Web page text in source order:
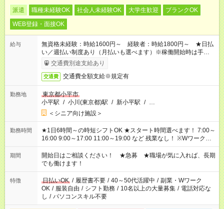
派遣 職種未経験OK 社会人未経験OK 大学生歓迎
ブランクOK
WEB登録・面接OK
給与
無資格未経験：時給1600円～ 経験者：時給1800円～ ★日払
い／週払い制度あり（月払いも選べます）※稼働開始時は手続き
完了次第のお支払いとなります。
交通費別途支給あり
交通費 交通費全額支給※規定有
勤務地
東京都小平市
小平駅 / 小川(東京都)駅 / 新小平駅 / …
＜シニア向け施設＞
勤務時間
★1日6時間～の時短シフトOK ★スタート時間選べます！ 7:00～
16:00 9:00～17:00 11:00～19:00 など 残業なし！ ※Wワークの
場合、他のお仕事と合わせ週40時間超の就業はご案内できませ
ん ※法令に基づき、週20時間以上勤務は社会保険への加入対象
となります ※労働者派遣法（日雇い派遣の原則禁止）により、
短時間・短期間の就業はご案内が難しい場合があります
期間
開始日はご相談ください！ ★急募 ★職場が気に入れば、長期
でも働けます！
特徴 日払いOK / 履歴書不要 / 40～50代活躍中 / 副業・Wワーク
OK / 服装自由 / シフト勤務 / 10名以上の大量募集 / 電話対応な
し / パソコンスキル不要